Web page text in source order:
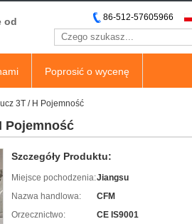
od
86-512-57605966
Poprosić o wycenę
3T / H Pojemność
Pojemność
Szczegóły Produktu:
Miejsce pochodzenia:Jiangsu
Nazwa handlowa:
CFM
Orzecznictwo:
CE IS9001